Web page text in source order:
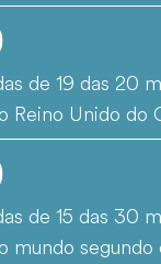
de 19 das 20
Reino Unido do
de 15 das 30
mundo segundo